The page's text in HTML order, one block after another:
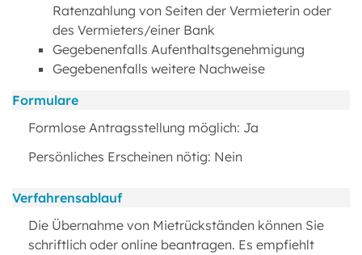
Ratenzahlung von Seiten der Vermieterin oder
des Vermieters/einer Bank
Gegebenenfalls Aufenthaltsgenehmigung
Gegebenenfalls weitere Nachweise
Formulare
Formlose Antragsstellung möglich: Ja
Persönliches Erscheinen nötig: Nein
Verfahrensablauf
Die Übernahme von Mietrückständen können Sie
schriftlich oder online beantragen. Es empfiehlt